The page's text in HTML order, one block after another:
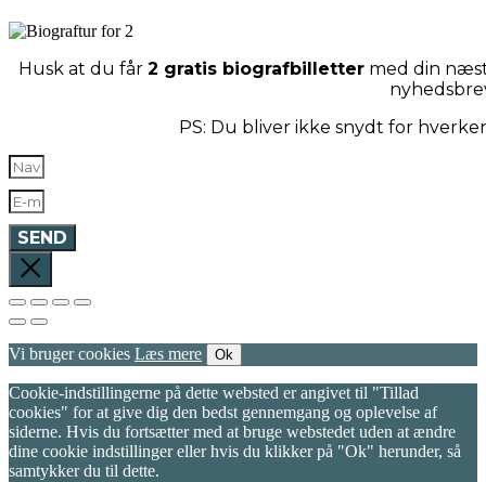
Husk at du får 2 gratis biografbillettermed din
PS: Du bliver ikke snydt for
SEND
Vi bruger cookies Læs mere Ok
Cookie-indstillingerne på dette websted er angivet til "Tillad
cookies" for at give dig den bedst gennemgang og oplevelse af
siderne. Hvis du fortsætter med at bruge webstedet uden at ændre
dine cookie indstillinger eller hvis du klikker på "Ok" herunder, så
samtykker du til dette.